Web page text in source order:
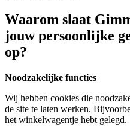
Waarom slaat
jouw persoonlijke
op?
Noodzakelijke functies
Wij hebben cookies die
de site te laten werken.
het winkelwagentje hebt gelegd.